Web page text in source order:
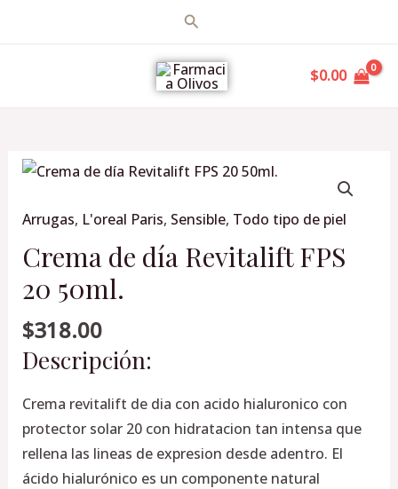
Buscar
$0.00
Arrugas, L'oreal Paris, Sensible, Todo tipo de piel
Crema de día Revitalift FPS
20 50ml.
$318.00
Descripción:
Crema revitalift de dia con acido hialuronico con
protector solar 20 con hidratacion tan intensa que
rellena las lineas de expresion desde adentro. El
ácido hialurónico es un componente natural
Crema
día
Revitalift
FPS
20
50ml.
cantidad